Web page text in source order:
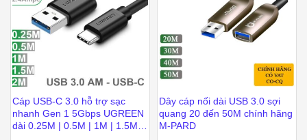
Cáp USB-C 3.0 hỗ trợ sạc
nhanh Gen 1 5Gbps UGREEN
dài 0.25M | 0.5M | 1M | 1.5M |
Dây cáp nối dài USB 3.0 sợi
quang 20 đến 50M chính hãng
M-PARD